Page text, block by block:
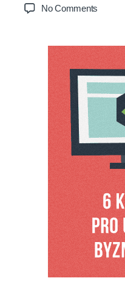
author
No Comments
kvalitní
web?
splňuje
těchto
6
kritérií